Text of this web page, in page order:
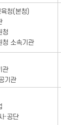
육청(본청)
청
청 소속기관
관
기관
·공단